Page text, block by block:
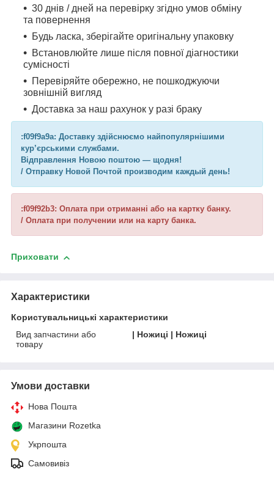
30 днів / дней на перевірку згідно умов обміну
та повернення
Будь ласка, зберігайте оригінальну упаковку
Встановлюйте лише після повної діагностики
сумісності
Перевіряйте обережно, не пошкоджуючи
зовнішній вигляд
Доставка за наш рахунок у разі браку
:f09f9a9a: Доставку здійснюємо найпопулярнішими
кур’єрськими службами.
Відправлення Новою поштою — щодня!
/ Отправку Новой Почтой производим каждый день!
:f09f92b3: Оплата при отриманні або на картку банку.
/ Оплата при получении или на карту банка.
Приховати
Характеристики
Користувальницькі характеристики
Вид запчастини або
товару
| Ножиці | Ножиці
Умови доставки
Нова Пошта
Магазини Rozetka
Укрпошта
Самовивіз